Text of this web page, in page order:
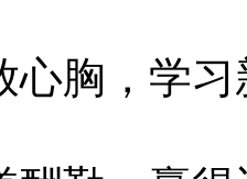
胸，学习